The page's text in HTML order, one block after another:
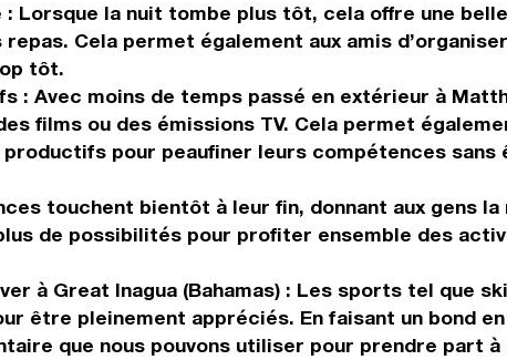
Lorsque la nuit tombe plus tôt, cela offre une
Cela permet également aux amis
tôt.
Avec moins de temps passé en extérieur à
films ou des émissions TV. Cela permet
pour peaufiner leurs compétences sans
touchent bientôt à leur fin, donnant aux gens
de possibilités pour profiter ensemble des
à Great Inagua (Bahamas) : Les sports tel que
être pleinement appréciés. En faisant un bond
que nous pouvons utiliser pour prendre part